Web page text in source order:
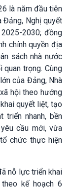
là năm đầu tiên
Đảng, Nghị quyết
2030; đồng
chính quyền địa
sách nhà nước
trọng. Cùng
của Đảng, Nhà
hội theo hướng
quyết liệt, tạo
nhanh, bền
cầu mới, vừa
chức thực hiện
nỗ lực triển khai
kế hoạch 6